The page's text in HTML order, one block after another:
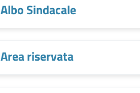
Albo Sindacale
Area riservata